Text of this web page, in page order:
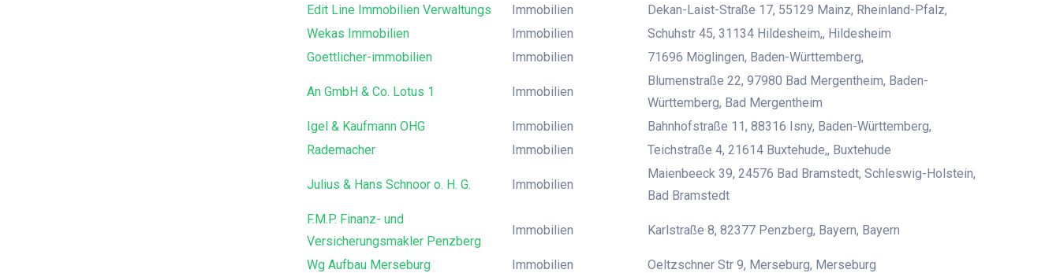
Edit Line Immobilien Verwaltungs
Immobilien
Dekan-Laist-Straße 17, 55129 Mainz, Rheinland-Pfalz,
Wekas Immobilien
Immobilien
Schuhstr 45, 31134 Hildesheim,, Hildesheim
Goettlicher-immobilien
Immobilien 71696 Möglingen, Baden-Württemberg,
An GmbH & Co. Lotus 1 Immobilien
Blumenstraße 22, 97980 Bad Mergentheim, Baden-
Württemberg, Bad Mergentheim
Igel & Kaufmann OHG
Immobilien
Bahnhofstraße 11, 88316 Isny, Baden-Württemberg,
Rademacher
Immobilien Teichstraße 4, 21614 Buxtehude,, Buxtehude
Julius & Hans Schnoor o. H. G. Immobilien
Maienbeeck 39, 24576 Bad Bramstedt, Schleswig-Holstein,
Bad Bramstedt
F.M.P. Finanz- und
Versicherungsmakler Penzberg
Immobilien Karlstraße 8, 82377 Penzberg, Bayern, Bayern
Wg Aufbau Merseburg Immobilien Oeltzschner Str 9, Merseburg, Merseburg